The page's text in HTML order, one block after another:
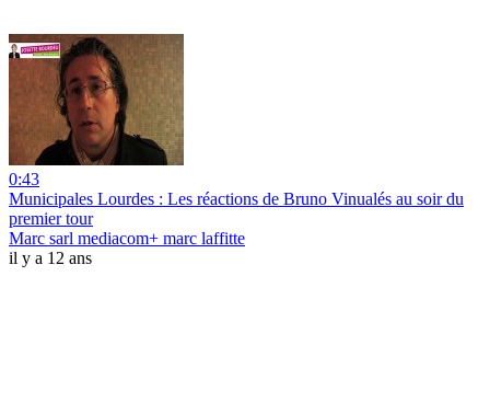
0:43
Municipales Lourdes : Les réactions de Bruno Vinualés au soir du
premier tour
Marc sarl mediacom+ marc laffitte
il y a 12 ans